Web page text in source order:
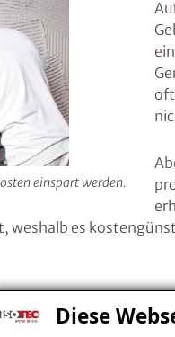
Diese
einspart werden.
oft
es